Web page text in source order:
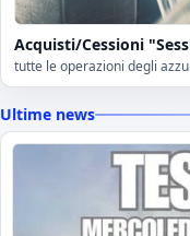
Acquisti/Cessioni
tutte le operazioni degli
Ultime news